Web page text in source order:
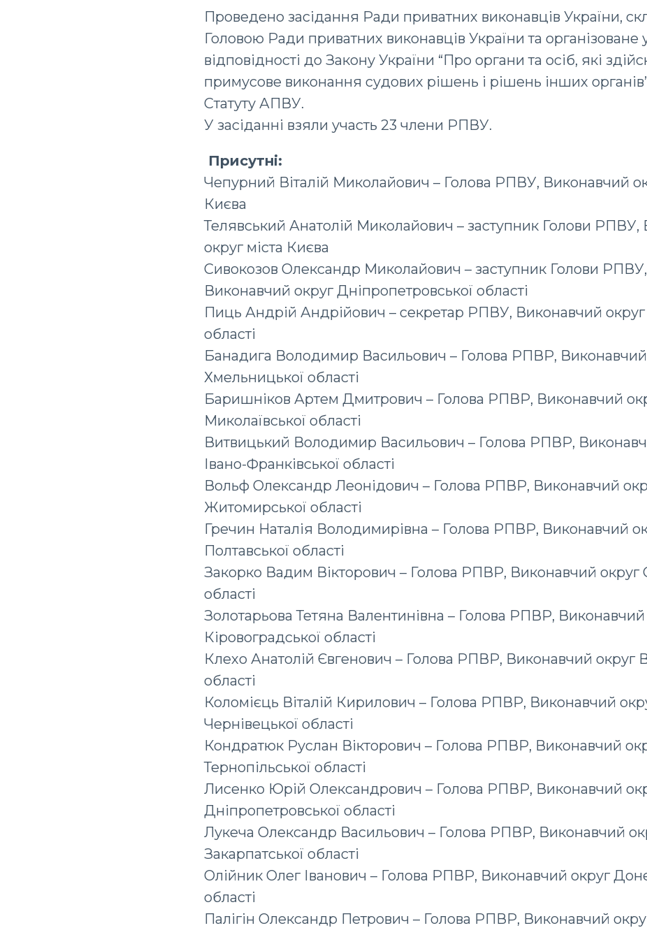
Проведено засідання Ради приватних виконавців України,
Головою Ради приватних виконавців України та організоване
відповідності до Закону України “Про органи та осіб, які
примусове виконання судових рішень і рішень інших органів”
Статуту АПВУ.
У засіданні взяли участь 23 члени РПВУ.
Присутні:
Чепурний Віталій Миколайович – Голова РПВУ, Виконавчий
Києва
Телявський Анатолій Миколайович – заступник Голови РПВУ,
округ міста Києва
Сивокозов Олександр Миколайович – заступник Голови РПВУ,
Виконавчий округ Дніпропетровської області
Пиць Андрій Андрійович – секретар РПВУ, Виконавчий округ
області
Банадига Володимир Васильович – Голова РПВР, Виконавчий
Хмельницької області
Баришніков Артем Дмитрович – Голова РПВР, Виконавчий
Миколаївської області
Витвицький Володимир Васильович – Голова РПВР,
Івано-Франківської області
Вольф Олександр Леонідович – Голова РПВР, Виконавчий
Житомирської області
Гречин Наталія Володимирівна – Голова РПВР, Виконавчий
Полтавської області
Закорко Вадим Вікторович – Голова РПВР, Виконавчий округ
області
Золотарьова Тетяна Валентинівна – Голова РПВР, Виконавчий
Кіровоградської області
Клехо Анатолій Євгенович – Голова РПВР, Виконавчий округ
області
Коломієць Віталій Кирилович – Голова РПВР, Виконавчий
Чернівецької області
Кондратюк Руслан Вікторович – Голова РПВР, Виконавчий
Тернопільської області
Лисенко Юрій Олександрович – Голова РПВР, Виконавчий
Дніпропетровської області
Лукеча Олександр Васильович – Голова РПВР, Виконавчий
Закарпатської області
Олійник Олег Іванович – Голова РПВР, Виконавчий округ
області
Палігін Олександр Петрович – Голова РПВР, Виконавчий